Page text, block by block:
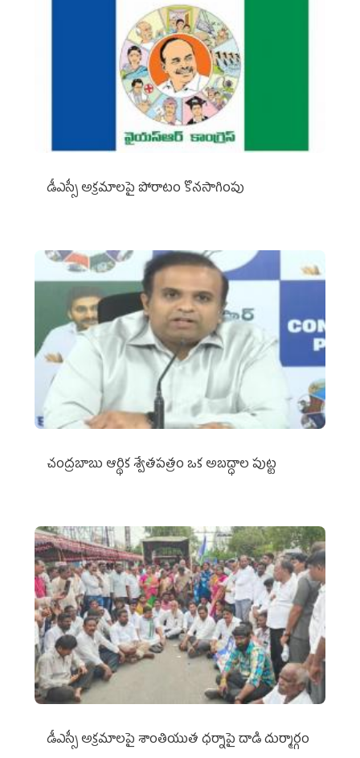
డీఎస్సీ అక్రమాలపై పోరాటం కొనసాగింపు
చంద్రబాబు ఆర్థిక శ్వేతపత్రం ఒక అబద్ధాల పుట్ట
డీఎస్సీ అక్రమాలపై శాంతియుత ధర్నాపై దాడి దుర్మార్గం